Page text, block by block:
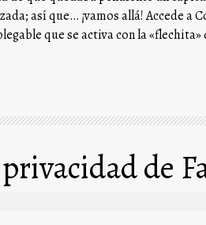
así que… ¡vamos allá! Accede a
que se activa con la «flechita»
de